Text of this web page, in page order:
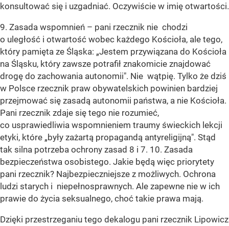
konsultować się i uzgadniać. Oczywiście w imię otwartości.
9. Zasada wspomnień – pani rzecznik nie chodzi
o uległość i otwartość wobec każdego Kościoła, ale tego,
który pamięta ze Śląska: „Jestem przywiązana do Kościoła
na Śląsku, który zawsze potrafił znakomicie znajdować
drogę do zachowania autonomii". Nie wątpię. Tylko że dziś
w Polsce rzecznik praw obywatelskich powinien bardziej
przejmować się zasadą autonomii państwa, a nie Kościoła.
Pani rzecznik zdaje się tego nie rozumieć,
co usprawiedliwia wspomnieniem traumy świeckich lekcji
etyki, które „były zażartą propagandą antyreligijną". Stąd
tak silna potrzeba ochrony zasad 8 i 7. 10. Zasada
bezpieczeństwa osobistego. Jakie będą więc priorytety
pani rzecznik? Najbezpieczniejsze z możliwych. Ochrona
ludzi starych i niepełnosprawnych. Ale zapewne nie w ich
prawie do życia seksualnego, choć takie prawa mają.
Dzięki przestrzeganiu tego dekalogu pani rzecznik Lipowicz